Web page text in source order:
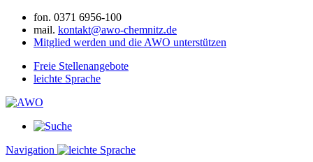
fon. 0371 6956-100
mail. kontakt@awo-chemnitz.de
Mitglied werden und die AWO unterstützen
Freie Stellenangebote
leichte Sprache
Navigation